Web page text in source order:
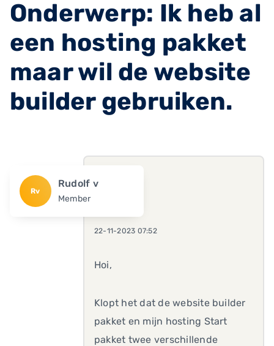
Onderwerp: Ik heb al
een hosting pakket
maar wil de website
builder gebruiken.
Rv
Rudolf v
Member
22-11-2023 07:52
Hoi,
Klopt het dat de website builder
pakket en mijn hosting Start
pakket twee verschillende